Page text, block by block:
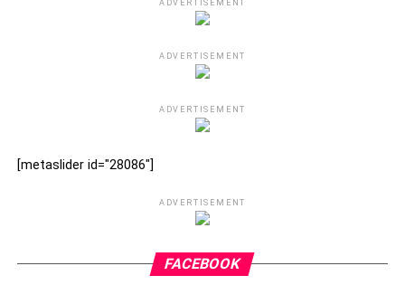
ADVERTISEMENT
ADVERTISEMENT
ADVERTISEMENT
[metaslider id="28086"]
ADVERTISEMENT
FACEBOOK